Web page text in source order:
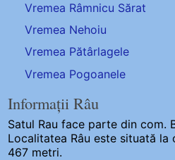
Vremea Râmnicu Sărat
Vremea Nehoiu
Vremea Pătârlagele
Vremea Pogoanele
Informații Râu
Satul Rau face parte din com.
Localitatea Râu este situată
467 metri.